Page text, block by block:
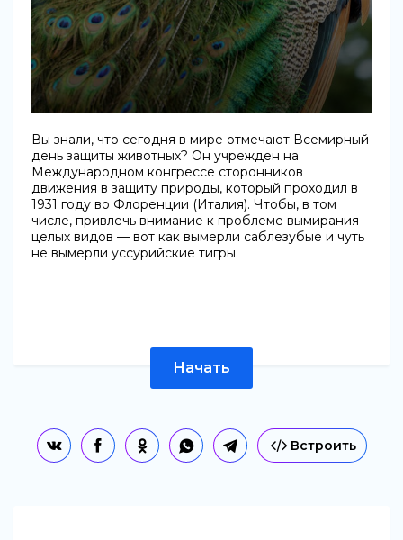
Вы знали, что сегодня в мире отмечают Всемирный
день защиты животных? Он учрежден на
Международном конгрессе сторонников
движения в защиту природы, который проходил в
1931 году во Флоренции (Италия). Чтобы, в том
числе, привлечь внимание к проблеме вымирания
целых видов — вот как вымерли саблезубые и чуть
не вымерли уссурийские тигры.
Начать
Встроить